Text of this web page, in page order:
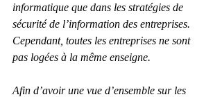
informatique que dans les stratégies de
sécurité de l’information des entreprises.
Cependant, toutes les entreprises ne sont
pas logées à la même enseigne.
Afin d’avoir une vue d’ensemble sur les